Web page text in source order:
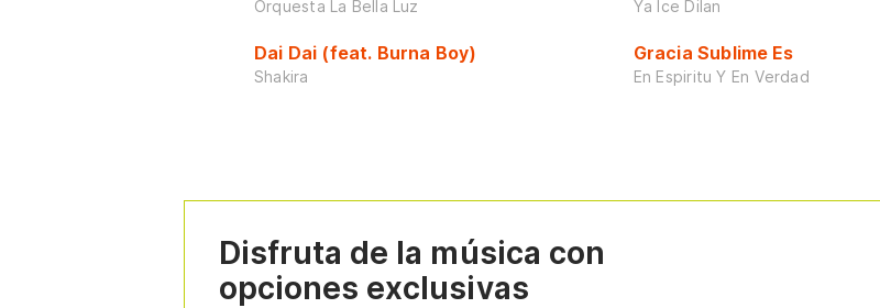
Orquesta La Bella Luz
Dai Dai (feat. Burna Boy)
Shakira
Ya Ice Dilan
Gracia Sublime Es
En Espiritu Y En Verdad
Disfruta de la música con
opciones exclusivas